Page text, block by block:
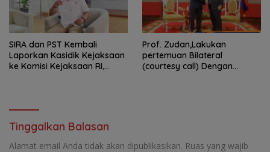
SIRA dan PST Kembali
Laporkan Kasidik Kejaksaan
ke Komisi Kejaksaan RI,
Lemutu
Prof. Zudan,Lakukan
pertemuan Bilateral
(courtesy call) Dengan
Tinggalkan Balasan
Alamat email Anda tidak akan dipublikasikan. Ruas yang wajib